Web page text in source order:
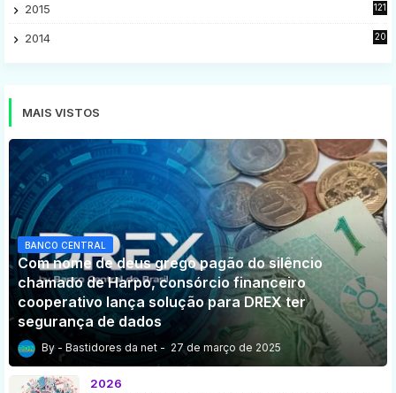
2015
121
2014
20
MAIS VISTOS
BANCO CENTRAL
Com nome de deus grego pagão do silêncio
chamado de Harpo, consórcio financeiro
cooperativo lança solução para DREX ter
segurança de dados
Bastidores da net 27 de março de 2025
2026